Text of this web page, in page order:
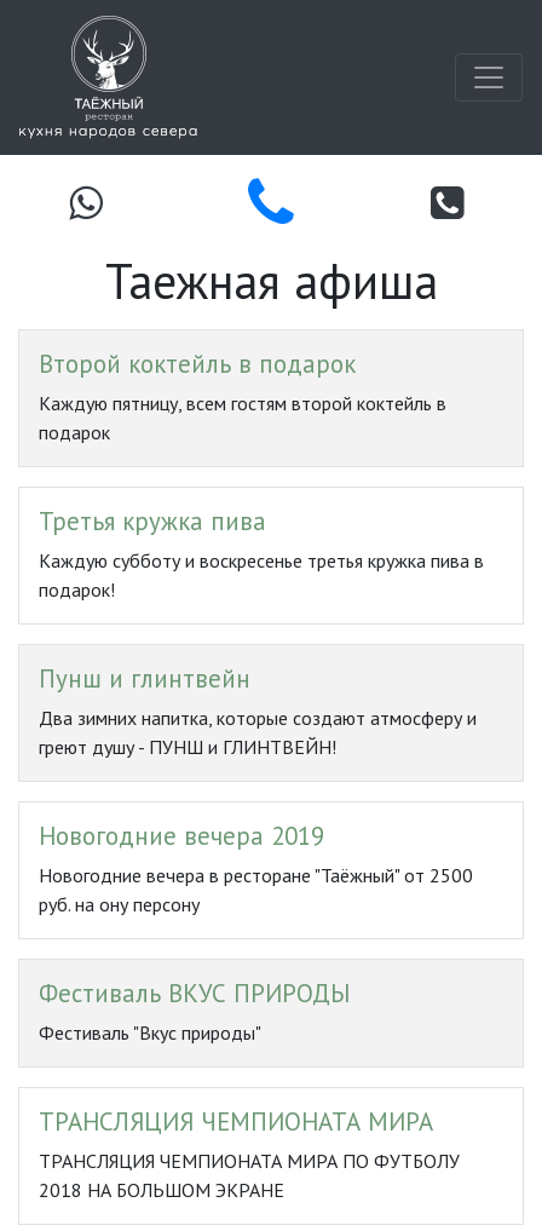
Таежная афиша
Второй коктейль в подарок
Каждую пятницу, всем гостям второй коктейль в
подарок
Третья кружка пива
Каждую субботу и воскресенье третья кружка пива в
подарок!
Пунш и глинтвейн
Два зимних напитка, которые создают атмосферу и
греют душу - ПУНШ и ГЛИНТВЕЙН!
Новогодние вечера 2019
Новогодние вечера в ресторане "Таёжный" от 2500
руб. на ону персону
Фестиваль ВКУС ПРИРОДЫ
Фестиваль "Вкус природы"
ТРАНСЛЯЦИЯ ЧЕМПИОНАТА МИРА
ТРАНСЛЯЦИЯ ЧЕМПИОНАТА МИРА ПО ФУТБОЛУ
2018 НА БОЛЬШОМ ЭКРАНЕ